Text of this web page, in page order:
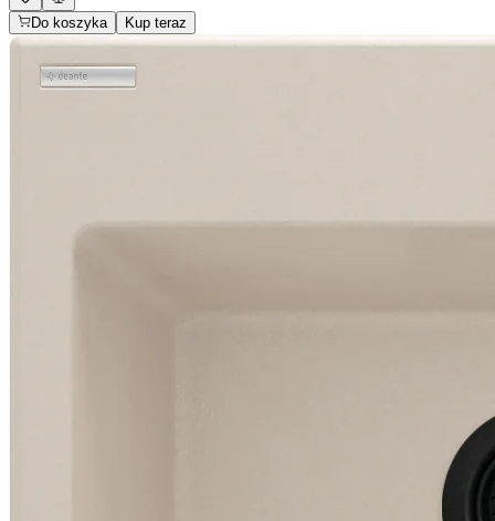
Do koszyka Kup teraz